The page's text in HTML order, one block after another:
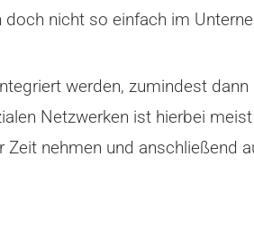
nicht so einfach im
werden, zumindest
Netzwerken ist hierbei
nehmen und anschließend